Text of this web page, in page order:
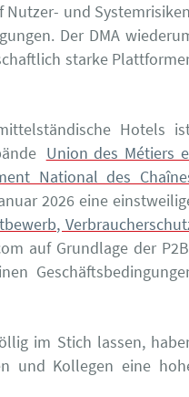
Nutzer- und
Der DMA
starke
Hotels
Union des Métiers
National des
2026 eine
auf Grundlage der
im Stich lassen,
und Kollegen eine